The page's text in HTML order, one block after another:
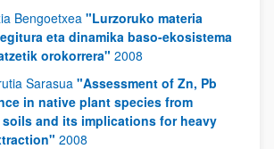
Bengoetxea "Lurzoruko materia
eta dinamika baso-ekosistema
orokorrera" 2008
Sarasua "Assessment of Zn, Pb
in native plant species from
and its implications for heavy
2008